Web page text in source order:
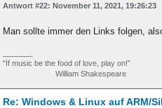
Antwort #22: November 11, 2021, 19:26:23
Man sollte immer den Links folgen,
"If music be the food of love, play on!”
William Shakespeare
Re: Windows & Linux auf ARM/